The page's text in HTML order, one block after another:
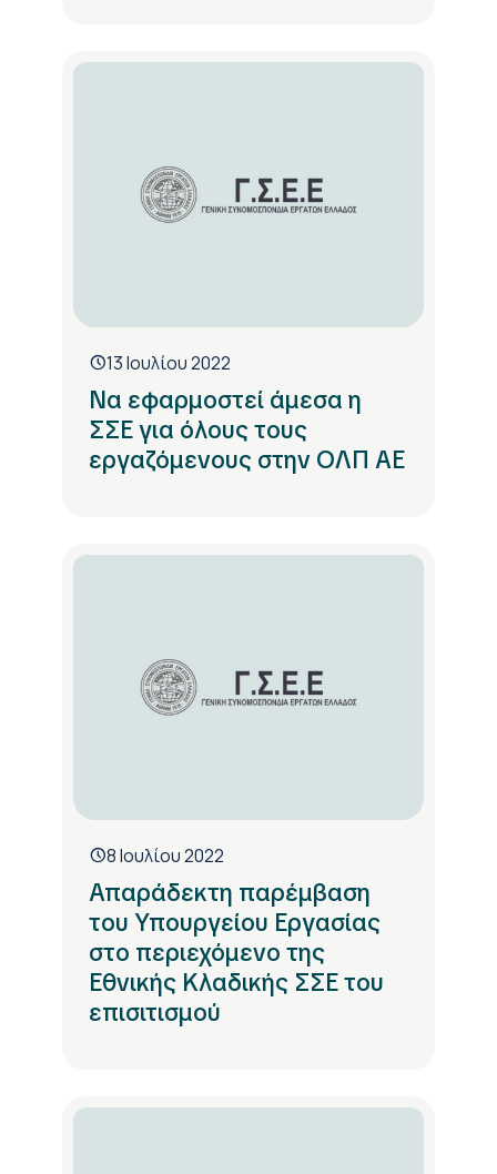
13 Ιουλίου 2022
Να εφαρμοστεί άμεσα η
ΣΣΕ για όλους τους
εργαζόμενους στην ΟΛΠ ΑΕ
8 Ιουλίου 2022
Απαράδεκτη παρέμβαση
του Υπουργείου Εργασίας
στο περιεχόμενο της
Εθνικής Κλαδικής ΣΣΕ του
επισιτισμού